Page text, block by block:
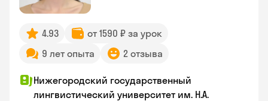
4.93
от 1590 ₽ за урок
9 лет опыта
2 отзыва
Нижегородский государственный
лингвистический университет им. Н.А.